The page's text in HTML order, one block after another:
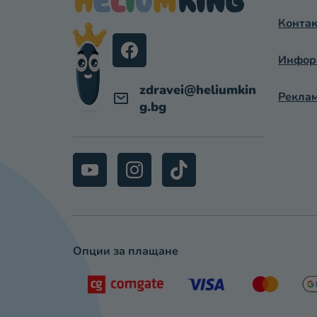
zdravei@heliumkin
g.bg
Опции за плащане